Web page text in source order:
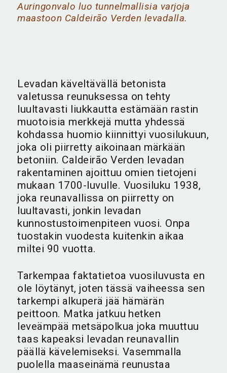
Auringonvalo luo tunnelmallisia varjoja
maastoon Caldeirão Verden levadalla.
Levadan käveltävällä betonista
valetussa reunuksessa on tehty
luultavasti liukkautta estämään rastin
muotoisia merkkejä mutta yhdessä
kohdassa huomio kiinnittyi vuosilukuun,
joka oli piirretty aikoinaan märkään
betoniin. Caldeirão Verden levadan
rakentaminen ajoittuu omien tietojeni
mukaan 1700-luvulle. Vuosiluku 1938,
joka reunavallissa on piirretty on
luultavasti, jonkin levadan
kunnostustoimenpiteen vuosi. Onpa
tuostakin vuodesta kuitenkin aikaa
miltei 90 vuotta.
Tarkempaa faktatietoa vuosiluvusta en
ole löytänyt, joten tässä vaiheessa sen
tarkempi alkuperä jää hämärän
peittoon. Matka jatkuu hetken
leveämpää metsäpolkua joka muuttuu
taas kapeaksi levadan reunavallin
päällä kävelemiseksi. Vasemmalla
puolella maaseinämä reunustaa